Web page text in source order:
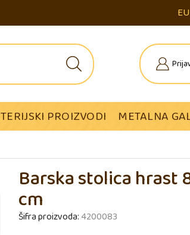
PROIZVODI METALNA
Barska stolica hrast
cm
Šifra proizvoda:4200083